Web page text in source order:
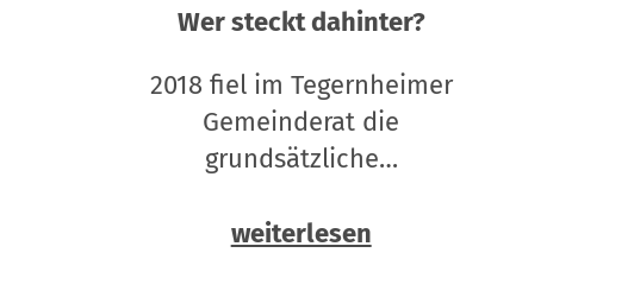
Wer steckt dahinter?
2018 fiel im Tegernheimer
Gemeinderat die
grundsätzliche…
weiterlesen